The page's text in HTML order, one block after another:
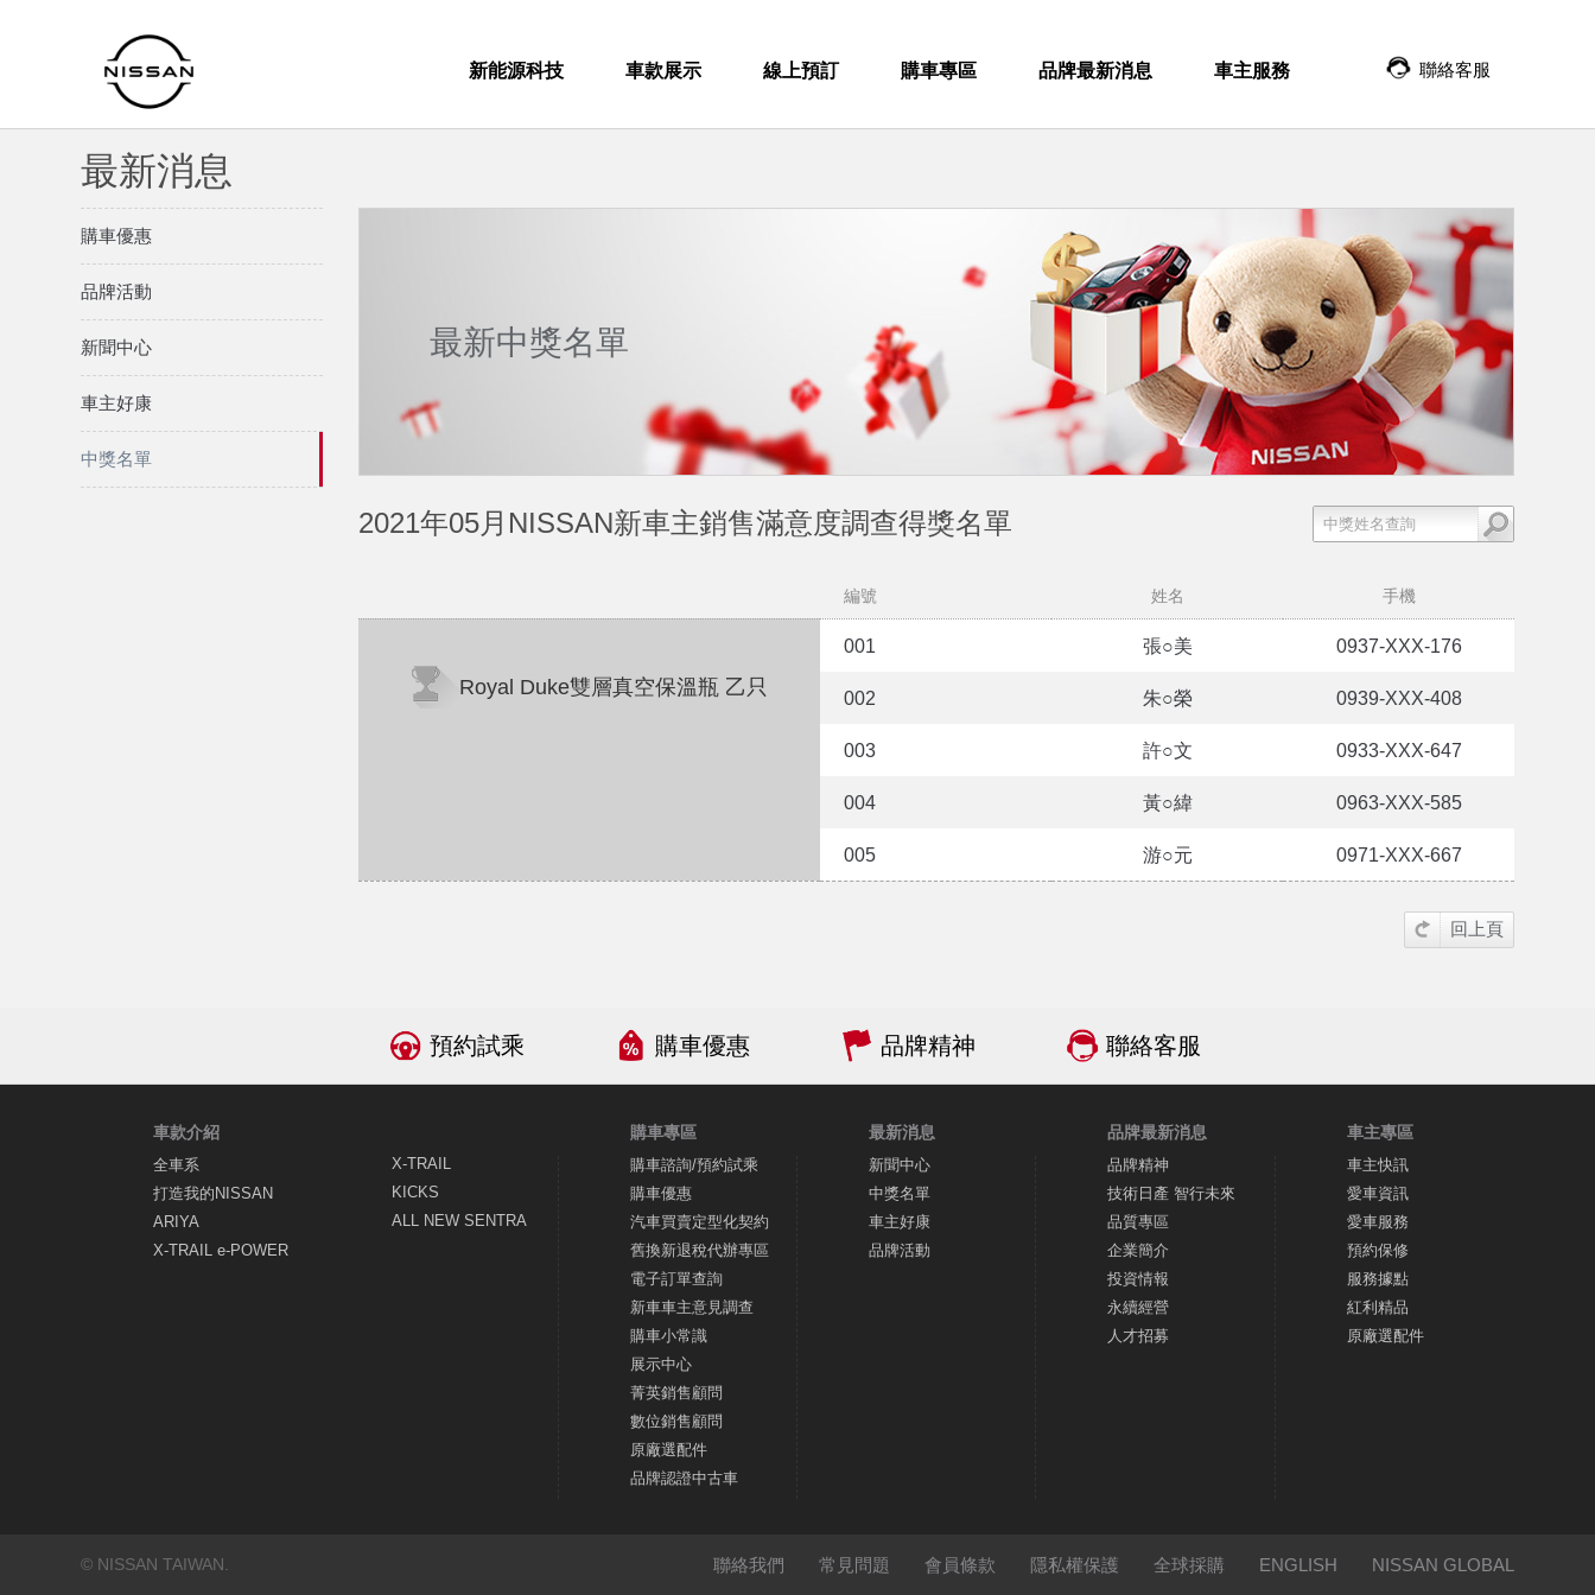
新能源科技 車款展示 線上預訂 購車專區 品牌最新消息 車主服務 聯絡客服
最新消息
購車優惠
品牌活動
新聞中心
車主好康
中獎名單
最新中獎名單
2021年05月NISSAN新車主銷售滿意度調查得獎名單
編號 姓名 手機
Royal Duke雙層真空保溫瓶 乙只
001 張○美 0937-XXX-176
002 朱○榮 0939-XXX-408
003 許○文 0933-XXX-647
004 黃○緯 0963-XXX-585
005 游○元 0971-XXX-667
回上頁
預約試乘 購車優惠 品牌精神 聯絡客服
車款介紹
全車系
打造我的NISSAN
ARIYA
X-TRAIL e-POWER
X-TRAIL
KICKS
ALL NEW SENTRA
購車專區
購車諮詢/預約試乘
購車優惠
汽車買賣定型化契約
舊換新退稅代辦專區
電子訂單查詢
新車車主意見調查
購車小常識
展示中心
菁英銷售顧問
數位銷售顧問
原廠選配件
品牌認證中古車
最新消息
新聞中心
中獎名單
車主好康
品牌活動
品牌最新消息
品牌精神
技術日產 智行未來
品質專區
企業簡介
投資情報
永續經營
人才招募
車主專區
車主快訊
愛車資訊
愛車服務
預約保修
服務據點
紅利精品
原廠選配件
© NISSAN TAIWAN. 聯絡我們 常見問題 會員條款 隱私權保護 全球採購 ENGLISH NISSAN GLOBAL